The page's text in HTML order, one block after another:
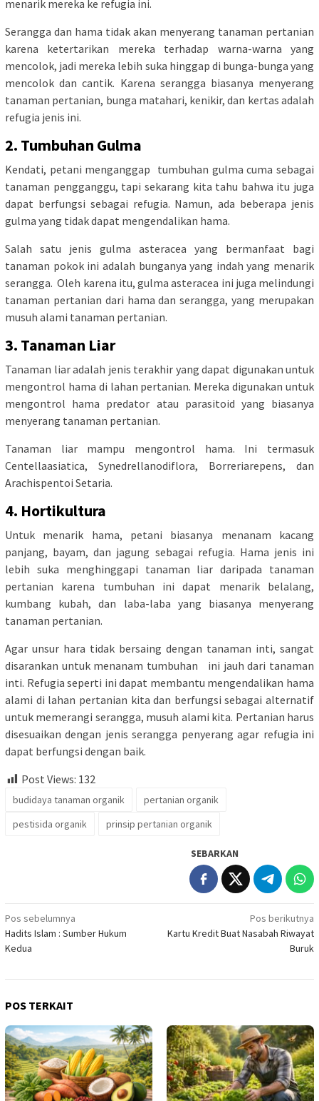
menarik mereka ke refugia ini.
Serangga dan hama tidak akan menyerang tanaman pertanian
karena ketertarikan mereka terhadap warna-warna yang
mencolok, jadi mereka lebih suka hinggap di bunga-bunga yang
mencolok dan cantik. Karena serangga biasanya menyerang
tanaman pertanian, bunga matahari, kenikir, dan kertas adalah
refugia jenis ini.
2. Tumbuhan Gulma
Kendati, petani menganggap tumbuhan gulma cuma sebagai
tanaman pengganggu, tapi sekarang kita tahu bahwa itu juga
dapat berfungsi sebagai refugia. Namun, ada beberapa jenis
gulma yang tidak dapat mengendalikan hama.
Salah satu jenis gulma asteracea yang bermanfaat bagi
tanaman pokok ini adalah bunganya yang indah yang menarik
serangga. Oleh karena itu, gulma asteracea ini juga melindungi
tanaman pertanian dari hama dan serangga, yang merupakan
musuh alami tanaman pertanian.
3. Tanaman Liar
Tanaman liar adalah jenis terakhir yang dapat digunakan untuk
mengontrol hama di lahan pertanian. Mereka digunakan untuk
mengontrol hama predator atau parasitoid yang biasanya
menyerang tanaman pertanian.
Tanaman liar mampu mengontrol hama. Ini termasuk
Centellaasiatica, Synedrellanodiflora, Borreriarepens, dan
Arachispentoi Setaria.
4. Hortikultura
Untuk menarik hama, petani biasanya menanam kacang
panjang, bayam, dan jagung sebagai refugia. Hama jenis ini
lebih suka menghinggapi tanaman liar daripada tanaman
pertanian karena tumbuhan ini dapat menarik belalang,
kumbang kubah, dan laba-laba yang biasanya menyerang
tanaman pertanian.
Agar unsur hara tidak bersaing dengan tanaman inti, sangat
disarankan untuk menanam tumbuhan ini jauh dari tanaman
inti. Refugia seperti ini dapat membantu mengendalikan hama
alami di lahan pertanian kita dan berfungsi sebagai alternatif
untuk memerangi serangga, musuh alami kita. Pertanian harus
disesuaikan dengan jenis serangga penyerang agar refugia ini
dapat berfungsi dengan baik.
Post Views: 132
budidaya tanaman organik
pertanian organik
pestisida organik
prinsip pertanian organik
SEBARKAN
Navigasi
pos
Pos sebelumnya
Hadits Islam : Sumber Hukum
Kedua
Pos berikutnya
Kartu Kredit Buat Nasabah Riwayat
Buruk
POS TERKAIT